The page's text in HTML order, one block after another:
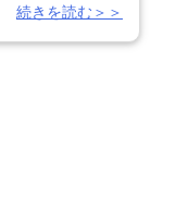
続きを読む＞＞